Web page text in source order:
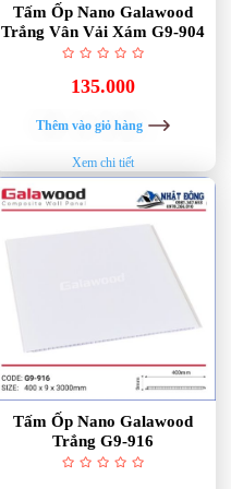
Tấm Ốp Nano Galawood
Trắng Vân Vải Xám G9-904
135.000
Thêm vào giỏ hàng
Xem chi tiết
Tấm Ốp Nano Galawood
Trắng G9-916